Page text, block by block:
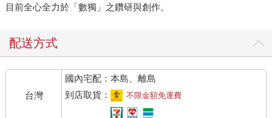
目前全心全力於「數獨」之鑽研與創作。
配送方式
台灣
國內宅配：本島、離島
到店取貨：
不限金額免運費